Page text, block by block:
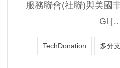
服務聯會(社聯)與美國
Gl
TechDonation 多分